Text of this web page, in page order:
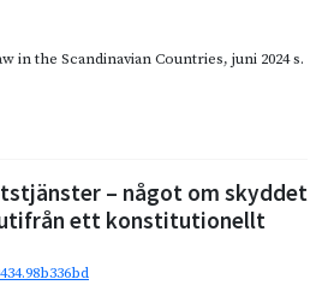
in the Scandinavian Countries, juni 2024s.
– något om skyddet
ett konstitutionellt